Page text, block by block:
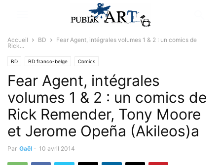
Accueil BD
Fear Agent, intégrales volumes 1 & 2 : un comics de
Rick...
BD BD franco-belge Comics
Fear Agent, intégrales
volumes 1 & 2 : un comics de
Rick Remender, Tony Moore
et Jerome Opeña (Akileos)a
Par Gaël - 10 avril 2014